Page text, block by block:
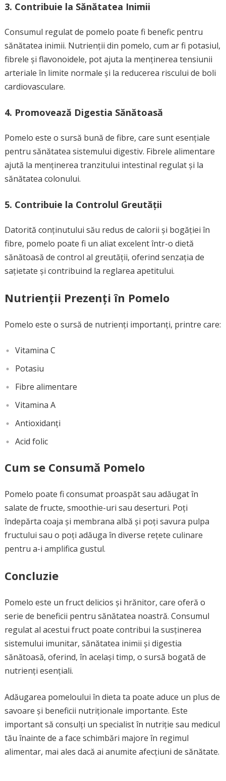
3. Contribuie la Sănătatea Inimii
Consumul regulat de pomelo poate fi benefic pentru
sănătatea inimii. Nutrienții din pomelo, cum ar fi potasiul,
fibrele și flavonoidele, pot ajuta la menținerea tensiunii
arteriale în limite normale și la reducerea riscului de boli
cardiovasculare.
4. Promovează Digestia Sănătoasă
Pomelo este o sursă bună de fibre, care sunt esențiale
pentru sănătatea sistemului digestiv. Fibrele alimentare
ajută la menținerea tranzitului intestinal regulat și la
sănătatea colonului.
5. Contribuie la Controlul Greutății
Datorită conținutului său redus de calorii și bogăției în
fibre, pomelo poate fi un aliat excelent într-o dietă
sănătoasă de control al greutății, oferind senzația de
sațietate și contribuind la reglarea apetitului.
Nutrienții Prezenți în Pomelo
Pomelo este o sursă de nutrienți importanți, printre care:
Vitamina C
Potasiu
Fibre alimentare
Vitamina A
Antioxidanți
Acid folic
Cum se Consumă Pomelo
Pomelo poate fi consumat proaspăt sau adăugat în
salate de fructe, smoothie-uri sau deserturi. Poți
îndepărta coaja și membrana albă și poți savura pulpa
fructului sau o poți adăuga în diverse rețete culinare
pentru a-i amplifica gustul.
Concluzie
Pomelo este un fruct delicios și hrănitor, care oferă o
serie de beneficii pentru sănătatea noastră. Consumul
regulat al acestui fruct poate contribui la susținerea
sistemului imunitar, sănătatea inimii și digestia
sănătoasă, oferind, în același timp, o sursă bogată de
nutrienți esențiali.
Adăugarea pomeloului în dieta ta poate aduce un plus de
savoare și beneficii nutriționale importante. Este
important să consulți un specialist în nutriție sau medicul
tău înainte de a face schimbări majore în regimul
alimentar, mai ales dacă ai anumite afecțiuni de sănătate.